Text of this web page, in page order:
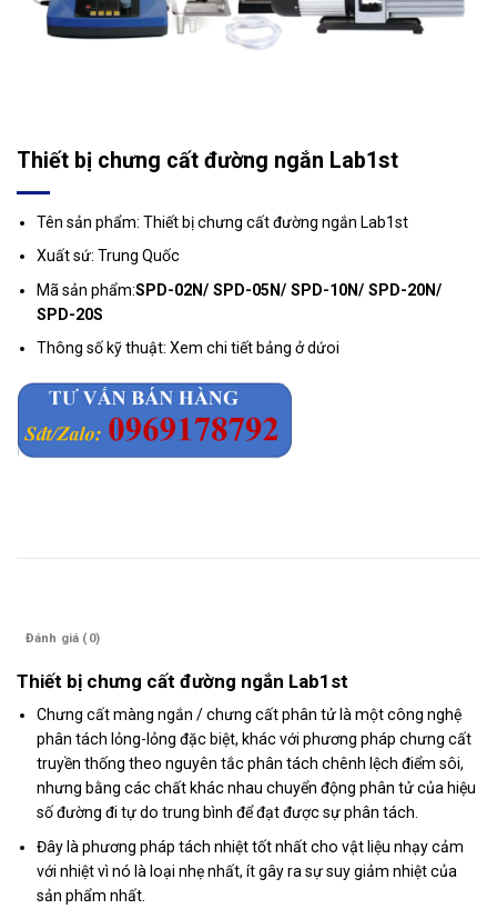
Thiết bị chưng cất đường ngắn Lab1st
Tên sản phẩm: Thiết bị chưng cất đường ngắn Lab1st
Xuất sứ: Trung Quốc
Mã sản phẩm:SPD-02N/ SPD-05N/ SPD-10N/ SPD-20N/
SPD-20S
Thông số kỹ thuật: Xem chi tiết bảng ở dứoi
Đánh giá (0)
Thiết bị chưng cất đường ngắn Lab1st
Chưng cất màng ngắn / chưng cất phân tử là một công nghệ
phân tách lỏng-lỏng đặc biệt, khác với phương pháp chưng cất
truyền thống theo nguyên tắc phân tách chênh lệch điểm sôi,
nhưng bằng các chất khác nhau chuyển động phân tử của hiệu
số đường đi tự do trung bình để đạt được sự phân tách.
Đây là phương pháp tách nhiệt tốt nhất cho vật liệu nhạy cảm
với nhiệt vì nó là loại nhẹ nhất, ít gây ra sự suy giảm nhiệt của
sản phẩm nhất.